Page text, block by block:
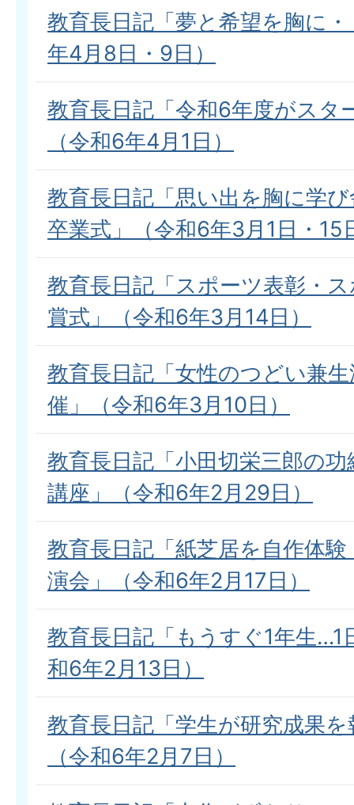
教育長日記「夢と希望を胸に
年4月8日・9日）
教育長日記「令和6年度がスタ
（令和6年4月1日）
教育長日記「思い出を胸に学
卒業式」（令和6年3月1日・15
教育長日記「スポーツ表彰・
賞式」（令和6年3月14日）
教育長日記「女性のつどい兼
催」（令和6年3月10日）
教育長日記「小田切栄三郎の
講座」（令和6年2月29日）
教育長日記「紙芝居を自作体
演会」（令和6年2月17日）
教育長日記「もうすぐ1年生…1
和6年2月13日）
教育長日記「学生が研究成果
（令和6年2月7日）